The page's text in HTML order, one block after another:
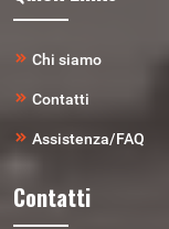
Chi siamo
Contatti
Assistenza/FAQ
Contatti